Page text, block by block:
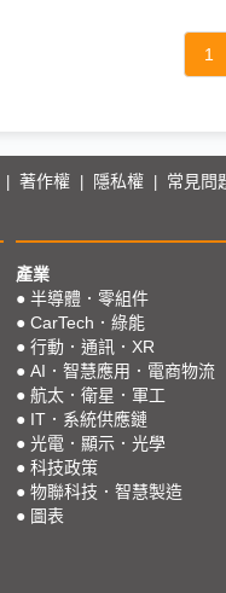
1
著作權 隱私權 常見問
產業
● 半導體．零組件
● CarTech．綠能
● 行動．通訊．XR
● AI．智慧應用．電商物流
● 航太．衛星．軍工
● IT．系統供應鏈
● 光電．顯示．光學
● 科技政策
● 物聯科技．智慧製造
● 圖表